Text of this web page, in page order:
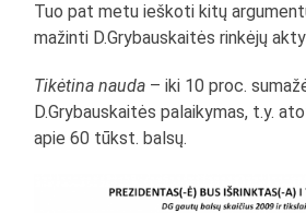
Tuo pat metu ieškoti kitų
mažinti D.Grybauskaitės rinkėjų
Tikėtina nauda – iki 10 proc.
D.Grybauskaitės palaikymas, t.y.
apie 60 tūkst. balsų.